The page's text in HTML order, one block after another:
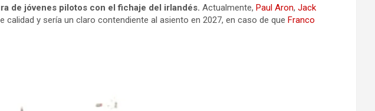
de jóvenes pilotos con el fichaje del irlandés. Actualmente, Paul Aron, Jack
y sería un claro contendiente al asiento en 2027, en caso de que Franco